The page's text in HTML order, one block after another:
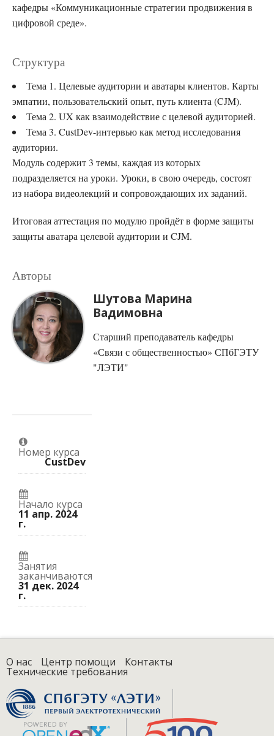
кафедры «Коммуникационные стратегии продвижения в
цифровой среде».
Структура
Тема 1. Целевые аудитории и аватары клиентов. Карты
эмпатии, пользовательский опыт, путь клиента (CJM).
Тема 2. UX как взаимодействие с целевой аудиторией.
Тема 3. CustDev-интервью как метод исследования
аудитории.
Модуль содержит 3 темы, каждая из которых
подразделяется на уроки. Уроки, в свою очередь, состоят
из набора видеолекций и сопровождающих их заданий.
Итоговая аттестация по модулю пройдёт в форме защиты
защиты аватара целевой аудитории и CJM.
Авторы
Шутова Марина
Вадимовна
Старший преподаватель кафедры
«Связи с общественностью» СПбГЭТУ
"ЛЭТИ"
Номер курса
CustDev
Начало курса
11 апр. 2024
г.
Занятия
заканчиваются
31 дек. 2024
г.
О нас Центр помощи Контакты
Технические требования